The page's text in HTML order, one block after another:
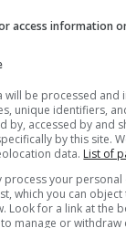
– Katër
EXFIS
Hospital
për diasporën
United Hospital
access information
will be processed and
unique identifiers,
by, accessed by and
by this site.
data. List of
process your
which you can
Look for a link at the
manage or withdraw